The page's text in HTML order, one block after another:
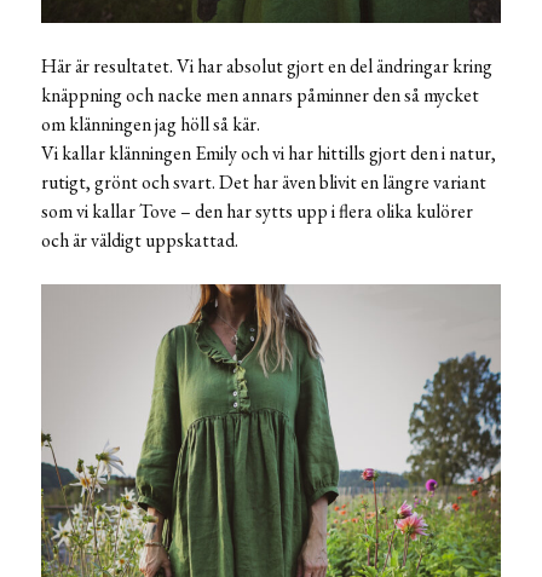
Här är resultatet. Vi har absolut gjort en del ändringar kring
knäppning och nacke men annars påminner den så mycket
om klänningen jag höll så kär.
Vi kallar klänningen Emily och vi har hittills gjort den i natur,
rutigt, grönt och svart. Det har även blivit en längre variant
som vi kallar Tove – den har sytts upp i flera olika kulörer
och är väldigt uppskattad.